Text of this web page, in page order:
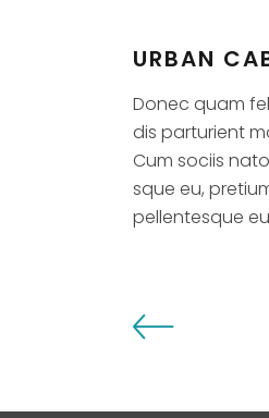
URBAN
Donec quam
dis parturient
Cum sociis
sque eu,
pellentesque